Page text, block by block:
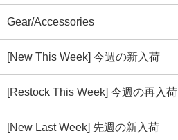
Gear/Accessories
[New This Week] 今週の新入荷
[Restock This Week] 今週の再入荷
[New Last Week] 先週の新入荷